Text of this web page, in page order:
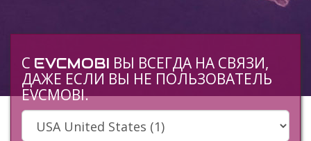
C EVCMOBI ВЫ ВСЕГДА НА СВЯЗИ,
ДАЖЕ ЕСЛИ ВЫ НЕ ПОЛЬЗОВАТЕЛЬ
EVCMOBI.